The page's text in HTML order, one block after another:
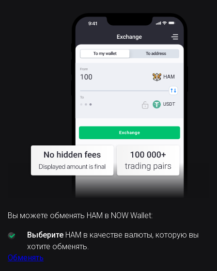
HAM
Вы можете обменять HAM в NOW Wallet:
Выберите HAM в качестве валюты, которую вы
хотите обменять.
Обменять